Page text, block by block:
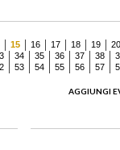
15 16 17 18 19
20
34 35 36 37 38
53 54 55 56 57
AGGIUNGI